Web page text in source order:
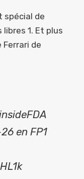
spécial de
libres 1. Et plus
de
en FP1